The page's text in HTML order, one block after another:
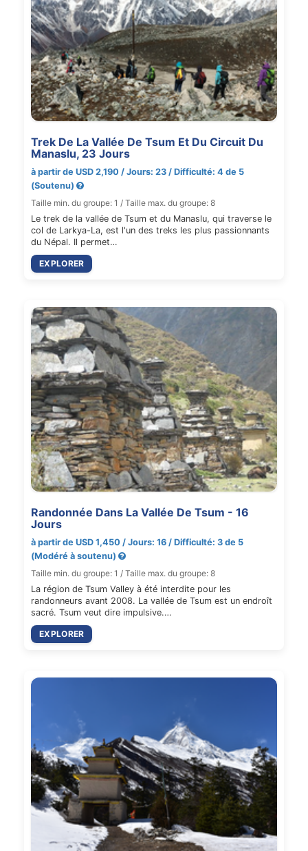
Trek De La Vallée De Tsum Et Du Circuit Du
Manaslu, 23 Jours
à partir de USD 2,190 / Jours: 23 / Difficulté: 4 de 5
(Soutenu)
Taille min. du groupe: 1 / Taille max. du groupe: 8
Le trek de la vallée de Tsum et du Manaslu, qui traverse le
col de Larkya-La, est l'un des treks les plus passionnants
du Népal. Il permet…
EXPLORER
Randonnée Dans La Vallée De Tsum - 16
Jours
à partir de USD 1,450 / Jours: 16 / Difficulté: 3 de 5
(Modéré à soutenu)
Taille min. du groupe: 1 / Taille max. du groupe: 8
La région de Tsum Valley à été interdite pour les
randonneurs avant 2008. La vallée de Tsum est un endroît
sacré. Tsum veut dire impulsive.…
EXPLORER